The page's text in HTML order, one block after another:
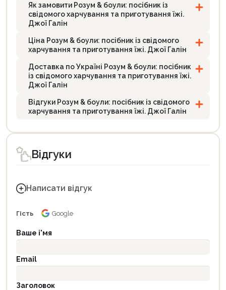
Як замовити Розум & боули: посібник із
свідомого харчування та приготування їжі.
Джої Галін
Ціна Розум & боули: посібник із свідомого
харчування та приготування їжі. Джої Галін
Доставка по Україні Розум & боули: посібник
із свідомого харчування та приготування їжі.
Джої Галін
Відгуки Розум & боули: посібник із свідомого
харчування та приготування їжі. Джої Галін
Відгуки
Написати відгук
Гість Google
Ваше і'мя
Email
Заголовок